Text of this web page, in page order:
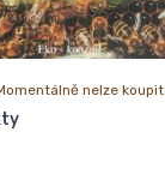
nelze koupit